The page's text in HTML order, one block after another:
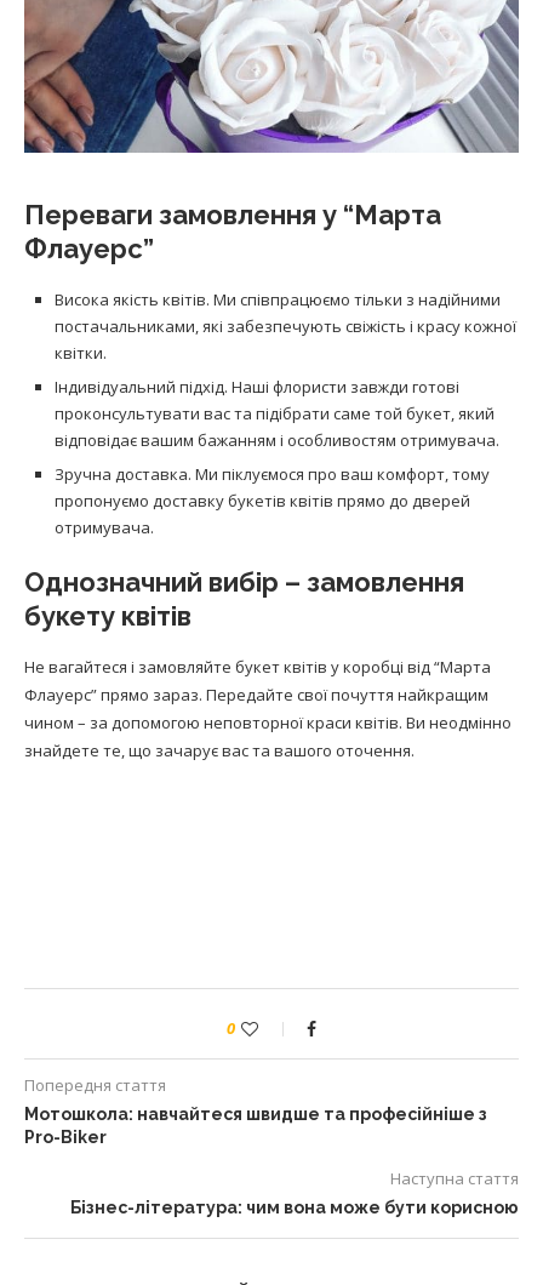
Переваги замовлення у “Марта
Флауерс”
Висока якість квітів. Ми співпрацюємо тільки з надійними
постачальниками, які забезпечують свіжість і красу кожної
квітки.
Індивідуальний підхід. Наші флористи завжди готові
проконсультувати вас та підібрати саме той букет, який
відповідає вашим бажанням і особливостям отримувача.
Зручна доставка. Ми піклуємося про ваш комфорт, тому
пропонуємо доставку букетів квітів прямо до дверей
отримувача.
Однозначний вибір – замовлення
букету квітів
Не вагайтеся і замовляйте букет квітів у коробці від “Марта
Флауерс” прямо зараз. Передайте свої почуття найкращим
чином – за допомогою неповторної краси квітів. Ви неодмінно
знайдете те, що зачарує вас та вашого оточення.
0
Попередня стаття
Мотошкола: навчайтеся швидше та професійніше з
Pro-Biker
Наступна стаття
Бізнес-література: чим вона може бути корисною